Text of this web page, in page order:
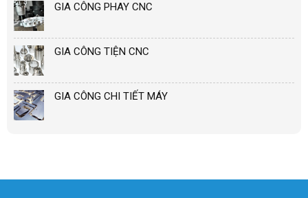
GIA CÔNG PHAY CNC
GIA CÔNG TIỆN CNC
GIA CÔNG CHI TIẾT MÁY